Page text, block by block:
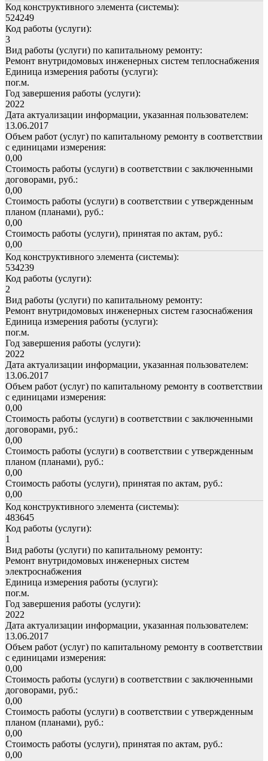
Код конструктивного элемента (системы):
524249
Код работы (услуги):
3
Вид работы (услуги) по капитальному ремонту:
Ремонт внутридомовых инженерных систем теплоснабжения
Единица измерения работы (услуги):
пог.м.
Год завершения работы (услуги):
2022
Дата актуализации информации, указанная пользователем:
13.06.2017
Объем работ (услуг) по капитальному ремонту в соответствии
с единицами измерения:
0,00
Стоимость работы (услуги) в соответствии с заключенными
договорами, руб.:
0,00
Стоимость работы (услуги) в соответствии с утвержденным
планом (планами), руб.:
0,00
Стоимость работы (услуги), принятая по актам, руб.:
0,00
Код конструктивного элемента (системы):
534239
Код работы (услуги):
2
Вид работы (услуги) по капитальному ремонту:
Ремонт внутридомовых инженерных систем газоснабжения
Единица измерения работы (услуги):
пог.м.
Год завершения работы (услуги):
2022
Дата актуализации информации, указанная пользователем:
13.06.2017
Объем работ (услуг) по капитальному ремонту в соответствии
с единицами измерения:
0,00
Стоимость работы (услуги) в соответствии с заключенными
договорами, руб.:
0,00
Стоимость работы (услуги) в соответствии с утвержденным
планом (планами), руб.:
0,00
Стоимость работы (услуги), принятая по актам, руб.:
0,00
Код конструктивного элемента (системы):
483645
Код работы (услуги):
1
Вид работы (услуги) по капитальному ремонту:
Ремонт внутридомовых инженерных систем
электроснабжения
Единица измерения работы (услуги):
пог.м.
Год завершения работы (услуги):
2022
Дата актуализации информации, указанная пользователем:
13.06.2017
Объем работ (услуг) по капитальному ремонту в соответствии
с единицами измерения:
0,00
Стоимость работы (услуги) в соответствии с заключенными
договорами, руб.:
0,00
Стоимость работы (услуги) в соответствии с утвержденным
планом (планами), руб.:
0,00
Стоимость работы (услуги), принятая по актам, руб.:
0,00